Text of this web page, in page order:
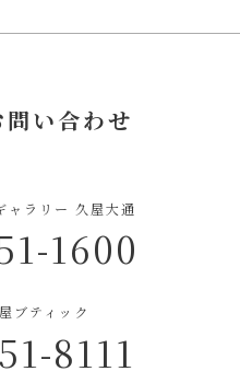
い合わせ
ラリー 久屋大通
1600
ブティック
8111